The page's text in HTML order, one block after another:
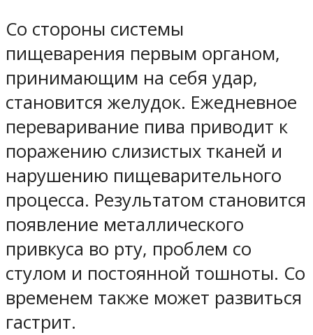
Со стороны системы
пищеварения первым органом,
принимающим на себя удар,
становится желудок. Ежедневное
переваривание пива приводит к
поражению слизистых тканей и
нарушению пищеварительного
процесса. Результатом становится
появление металлического
привкуса во рту, проблем со
стулом и постоянной тошноты. Со
временем также может развиться
гастрит.